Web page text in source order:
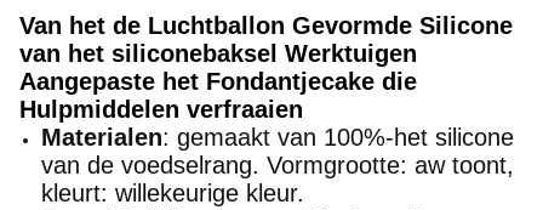
Van het de Luchtballon Gevormde Silicone
van het siliconebaksel Werktuigen
Aangepaste het Fondantjecake die
Hulpmiddelen verfraaien
Materialen: gemaakt van 100%-het silicone
van de voedselrang. Vormgrootte: aw toont,
kleurt: willekeurige kleur.